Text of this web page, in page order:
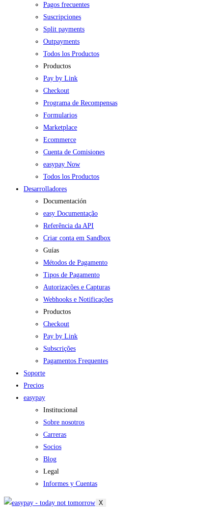
Pagos frecuentes
Suscripciones
Split payments
Outpayments
Todos los Productos
Productos
Pay by Link
Checkout
Programa de Recompensas
Formularios
Marketplace
Ecommerce
Cuenta de Comisiones
easypay Now
Todos los Productos
Desarrolladores
Documentación
easy Documentação
Referência da API
Criar conta em Sandbox
Guías
Métodos de Pagamento
Tipos de Pagamento
Autorizações e Capturas
Webhooks e Notificações
Productos
Checkout
Pay by Link
Subscrições
Pagamentos Frequentes
Soporte
Precios
easypay
Institucional
Sobre nosotros
Carreras
Socios
Blog
Legal
Informes y Cuentas
X